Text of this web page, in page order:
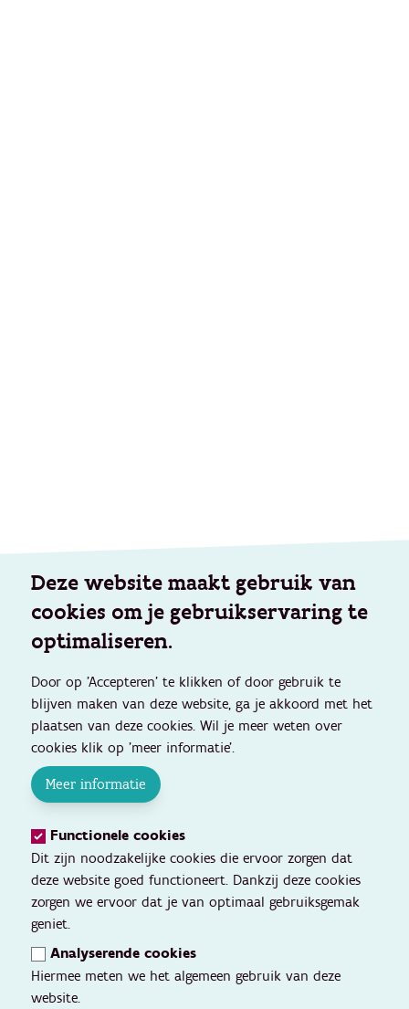
Deze website maakt gebruik van
cookies om je gebruikservaring te
optimaliseren.
Door op 'Accepteren' te klikken of door gebruik te
blijven maken van deze website, ga je akkoord met het
plaatsen van deze cookies. Wil je meer weten over
cookies klik op 'meer informatie'.
Meer informatie
Functionele cookies
Dit zijn noodzakelijke cookies die ervoor zorgen dat
deze website goed functioneert. Dankzij deze cookies
zorgen we ervoor dat je van optimaal gebruiksgemak
geniet.
Analyserende cookies
Hiermee meten we het algemeen gebruik van deze
website.